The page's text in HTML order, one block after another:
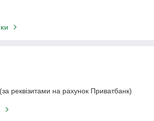
реквізитами на рахунок Приватбанк)